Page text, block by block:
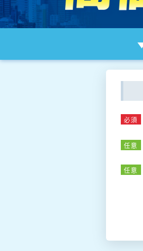
必須
任意
任意